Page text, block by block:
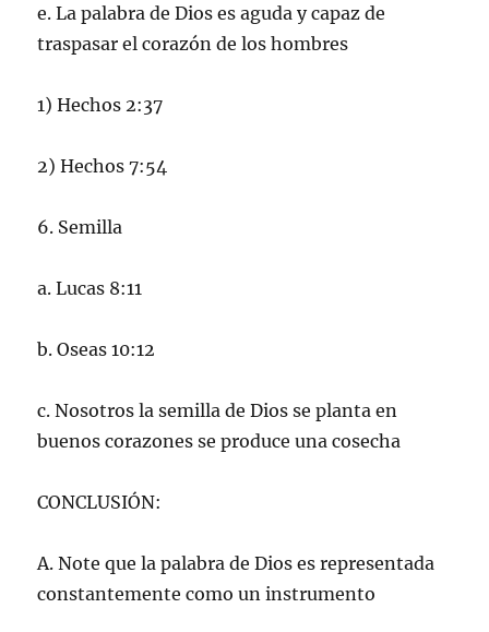
e. La palabra de Dios es aguda y capaz de
traspasar el corazón de los hombres
1) Hechos 2:37
2) Hechos 7:54
6. Semilla
a. Lucas 8:11
b. Oseas 10:12
c. Nosotros la semilla de Dios se planta en
buenos corazones se produce una cosecha
CONCLUSIÓN:
A. Note que la palabra de Dios es representada
constantemente como un instrumento